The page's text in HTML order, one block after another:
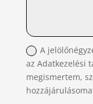
A
az Adatkezelési
megismertem,